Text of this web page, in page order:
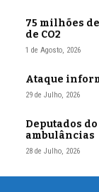
75 milhões
de CO2
1 de Agosto, 2026
Ataque
29 de Julho, 2026
Deputados
ambulâncias
28 de Julho, 2026